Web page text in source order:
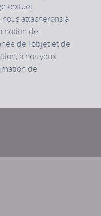
textuel.
attacherons à
notion de
de l'objet et de
à nos yeux,
de